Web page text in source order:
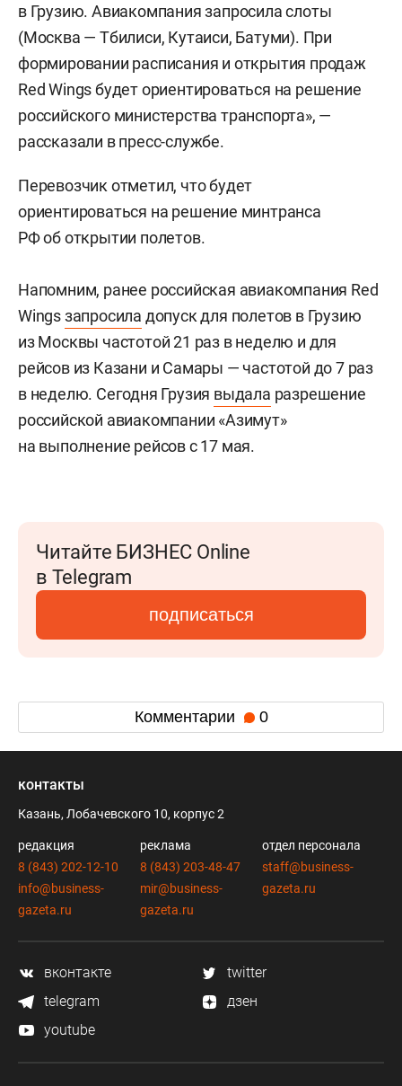
в Грузию. Авиакомпания запросила слоты
(Москва — Тбилиси, Кутаиси, Батуми). При
формировании расписания и открытия продаж
Red Wings будет ориентироваться на решение
российского министерства транспорта», —
рассказали в пресс-службе.
Перевозчик отметил, что будет
ориентироваться на решение минтранса
РФ об открытии полетов.
Напомним, ранее российская авиакомпания Red
Wingsзапросила допуск для полетов в Грузию
из Москвы частотой 21 раз в неделю и для
рейсов из Казани и Самары — частотой до 7 раз
в неделю. Сегодня Грузия выдала разрешение
российской авиакомпании «Азимут»
на выполнение рейсов с 17 мая.
Читайте БИЗНЕС Online
в Telegram
подписаться
Комментарии 0
контакты
Казань, Лобачевского 10, корпус 2
редакция
8 (843) 202-12-10
info@business-
gazeta.ru
реклама
8 (843) 203-48-47
mir@business-
gazeta.ru
отдел персонала
staff@business-
gazeta.ru
вконтакте
twitter
telegram
дзен
youtube